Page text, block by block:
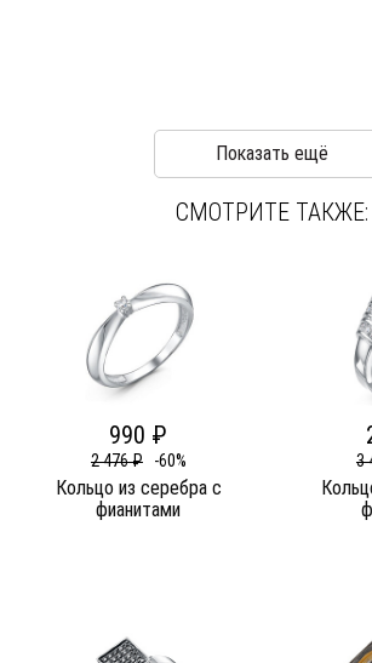
Показать ещё
СМОТРИТЕ ТАКЖЕ:
990 ₽
2 476 ₽ -60%
Кольцо из серебра c
фианитами
3